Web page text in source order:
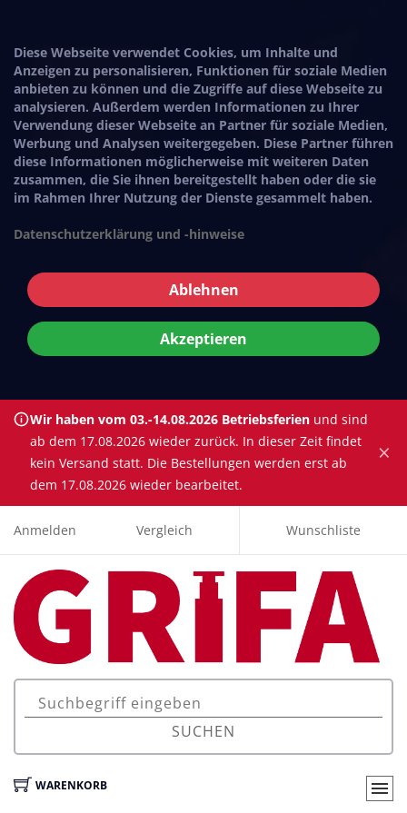
Diese Webseite verwendet Cookies, um Inhalte und
Anzeigen zu personalisieren, Funktionen für soziale Medien
anbieten zu können und die Zugriffe auf diese Webseite zu
analysieren. Außerdem werden Informationen zu Ihrer
Verwendung dieser Webseite an Partner für soziale Medien,
Werbung und Analysen weitergegeben. Diese Partner führen
diese Informationen möglicherweise mit weiteren Daten
zusammen, die Sie ihnen bereitgestellt haben oder die sie
im Rahmen Ihrer Nutzung der Dienste gesammelt haben.
Datenschutzerklärung und -hinweise
Ablehnen
Akzeptieren
Wir haben vom 03.-14.08.2026 Betriebsferienund sind
ab dem 17.08.2026 wieder zurück. In dieser Zeit findet
kein Versand statt. Die Bestellungen werden erst ab
dem 17.08.2026 wieder bearbeitet.
×
Anmelden Vergleich Wunschliste
SUCHEN
WARENKORB